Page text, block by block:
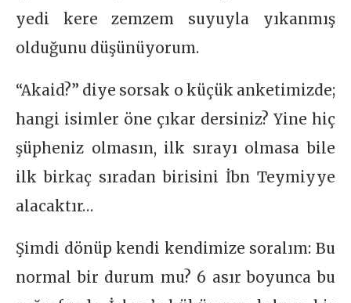
yedi kere zemzem suyuyla yıkanmış
olduğunu düşünüyorum.
“Akaid?” diye sorsak o küçük anketimizde;
hangi isimler öne çıkar dersiniz? Yine hiç
şüpheniz olmasın, ilk sırayı olmasa bile
ilk birkaç sıradan birisini İbn Teymiyye
alacaktır…
Şimdi dönüp kendi kendimize soralım: Bu
normal bir durum mu? 6 asır boyunca bu